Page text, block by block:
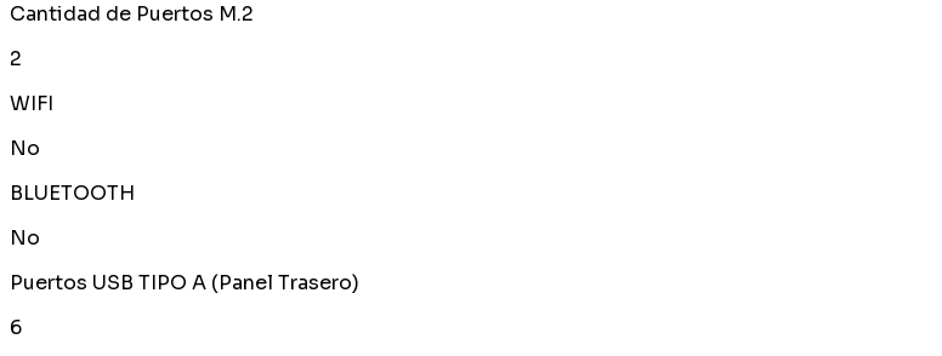
Cantidad de Puertos M.2
2
WIFI
No
BLUETOOTH
No
Puertos USB TIPO A (Panel Trasero)
6